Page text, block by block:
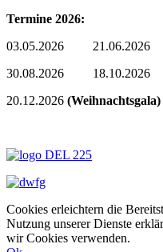
Termine 2026:
03.05.2026 21.06.2026
30.08.2026 18.10.2026
20.12.2026 (Weihnachtsgala)
Cookies erleichtern die
Nutzung unserer Dienste
wir Cookies verwenden.